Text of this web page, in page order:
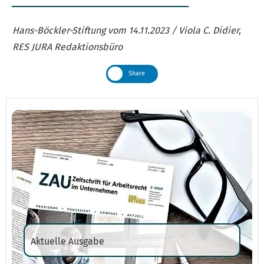
Hans-Böckler-Stiftung vom 14.11.2023 / Viola C. Didier,
RES JURA Redaktionsbüro
Share
Aktuelle Ausgabe